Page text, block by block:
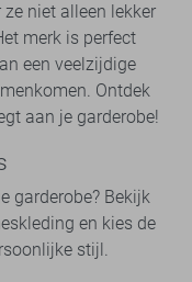
niet alleen lekker
merk is perfect
een veelzijdige
Ontdek
aan je garderobe!
garderobe? Bekijk
en kies de
stijl.